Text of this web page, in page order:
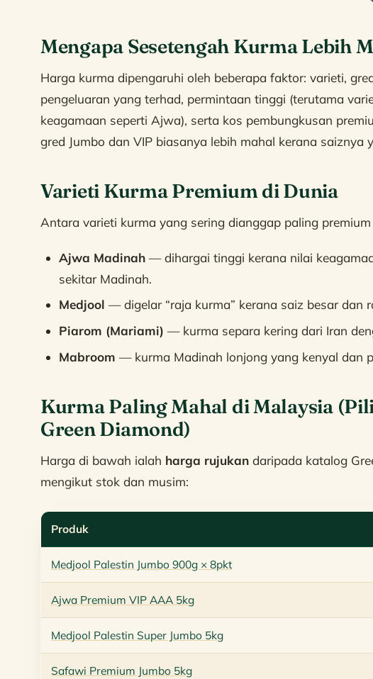
Mengapa Sesetengah Kurma Lebih
Harga kurma dipengaruhi oleh beberapa faktor: varieti,
pengeluaran yang terhad, permintaan tinggi (terutama
keagamaan seperti Ajwa), serta kos pembungkusan
gred Jumbo dan VIP biasanya lebih mahal kerana saiznya
Varieti Kurma Premium di Dunia
Antara varieti kurma yang sering dianggap paling
Ajwa Madinah— dihargai tinggi kerana nilai
sekitar Madinah.
Medjool — digelar “raja kurma” kerana saiz besar dan
Piarom (Mariami) — kurma separa kering dari Iran
Mabroom — kurma Madinah lonjong yang kenyal dan
Kurma Paling Mahal di Malaysia
Green Diamond)
Harga di bawah ialah harga rujukan daripada katalog
mengikut stok dan musim:
Produk
Medjool Palestin Jumbo 900g × 8pkt
Ajwa Premium VIP AAA 5kg
Medjool Palestin Super Jumbo 5kg
Safawi Premium Jumbo 5kg